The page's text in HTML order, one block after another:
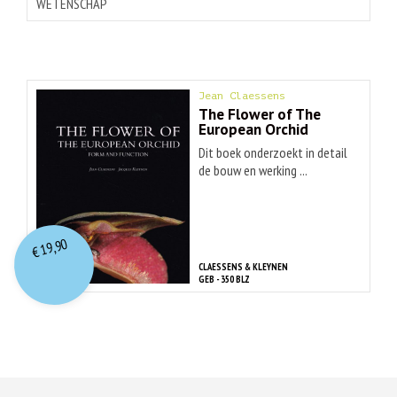
WETENSCHAP
Jean Claessens
The Flower of The
European Orchid
Dit boek onderzoekt in detail
de bouw en werking ...
CLAESSENS & KLEYNEN
GEB - 350 BLZ
€19,90